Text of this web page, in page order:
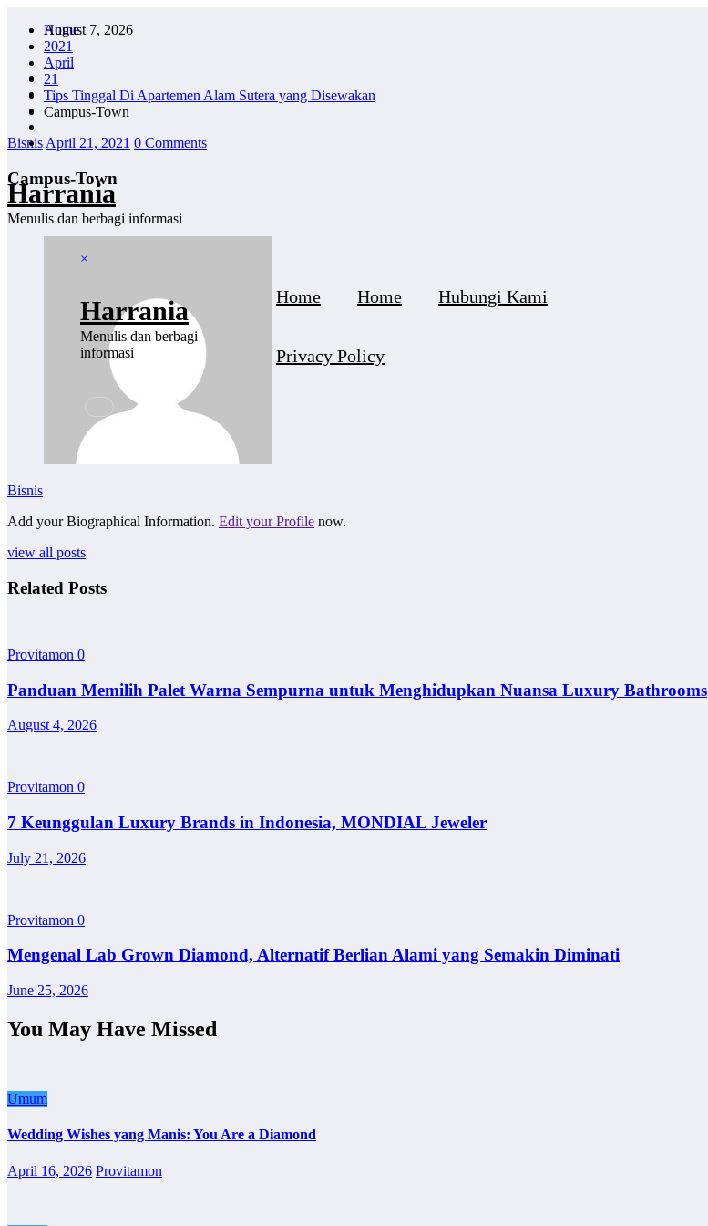
content
August 7, 2026
Harrania
Menulis dan berbagi informasi
×
Harrania
Menulis dan berbagi
informasi
Home Home Hubungi Kami
Privacy Policy
Home
2021
April
21
Tips Tinggal Di Apartemen Alam Sutera yang Disewakan
Campus-Town
Bisnis April 21, 2021 0 Comments
Campus-Town
Bisnis
Add your Biographical Information. Edit your Profile now.
view all posts
Related Posts
Provitamon 0
Panduan Memilih Palet Warna Sempurna untuk Menghidupkan Nuansa Luxury Bathrooms
August 4, 2026
Provitamon 0
7 Keunggulan Luxury Brands in Indonesia, MONDIAL Jeweler
July 21, 2026
Provitamon 0
Mengenal Lab Grown Diamond, Alternatif Berlian Alami yang Semakin Diminati
June 25, 2026
You May Have Missed
Umum
Wedding Wishes yang Manis: You Are a Diamond
April 16, 2026 Provitamon